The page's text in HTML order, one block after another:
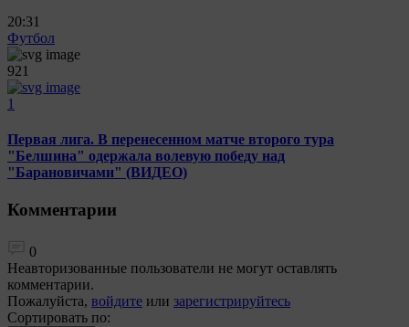
20:31
Футбол
921
1
Первая лига. В перенесенном матче второго тура
"Белшина" одержала волевую победу над
"Барановичами" (ВИДЕО)
Комментарии
0
Неавторизованные пользователи не могут оставлять
комментарии.
Пожалуйста, войдите или зарегистрируйтесь
Сортировать по: